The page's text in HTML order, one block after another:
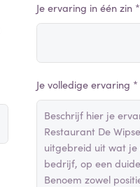
Je ervaring in één zin *
Je volledige ervaring *